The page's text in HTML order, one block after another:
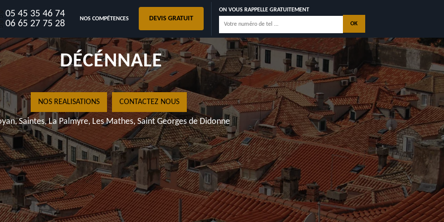
05 45 35 46 74
06 65 27 75 28
NOS COMPÉTENCES DEVIS GRATUIT
ON VOUS RAPPELLE GRATUITEMENT
17220 AVEC GARANTIE
DÉCÉNNALE
NOS REALISATIONS CONTACTEZ NOUS
Saintes, La Palmyre, Les Mathes, Saint Georges de Didonne